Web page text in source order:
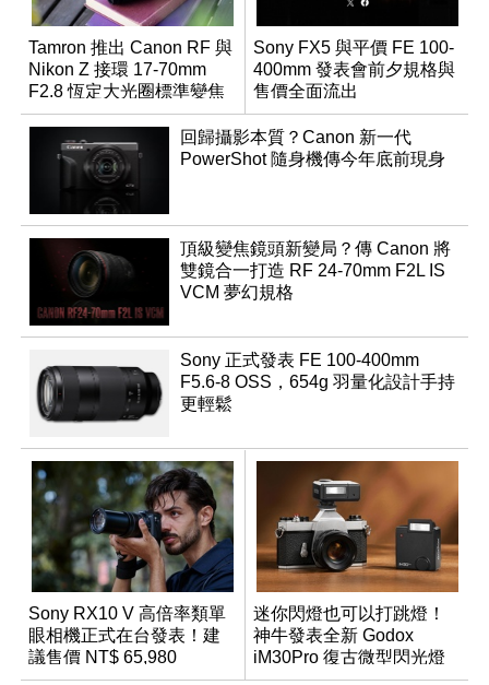
Tamron 推出 Canon RF 與
Nikon Z 接環 17-70mm
F2.8 恆定大光圈標準變焦
鏡
Sony FX5 與平價 FE 100-
400mm 發表會前夕規格與
售價全面流出
回歸攝影本質？Canon 新一代
PowerShot 隨身機傳今年底前現身
頂級變焦鏡頭新變局？傳 Canon 將
雙鏡合一打造 RF 24-70mm F2L IS
VCM 夢幻規格
Sony 正式發表 FE 100-400mm
F5.6-8 OSS，654g 羽量化設計手持
更輕鬆
Sony RX10 V 高倍率類單
眼相機正式在台發表！建
議售價 NT$ 65,980
迷你閃燈也可以打跳燈！
神牛發表全新 Godox
iM30Pro 復古微型閃光燈